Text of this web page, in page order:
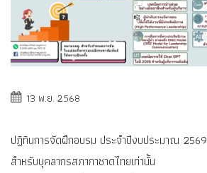
13 พ.ย. 2568
ปฏิทินการจัดฝึกอบรม ประจำปีงบประมาณ 2569
สำหรับบุคลากรสภากาชาดไทยเท่านั้น